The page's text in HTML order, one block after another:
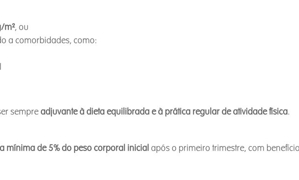
m², ou
a comorbidades, como:
sempreadjuvante à dieta equilibrada e à prática regular de atividade física.
mínima de 5% do peso corporal inicial após o primeiro trimestre, com